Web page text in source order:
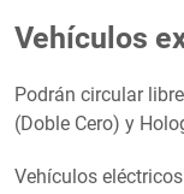
Vehículos
Podrán circular
(Doble Cero) y
Vehículos